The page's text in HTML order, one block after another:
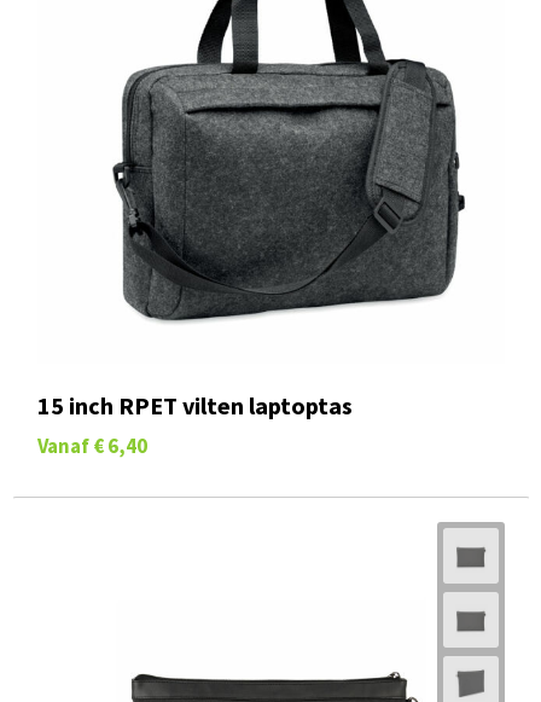
15 inch RPET vilten laptoptas
Vanaf € 6,40